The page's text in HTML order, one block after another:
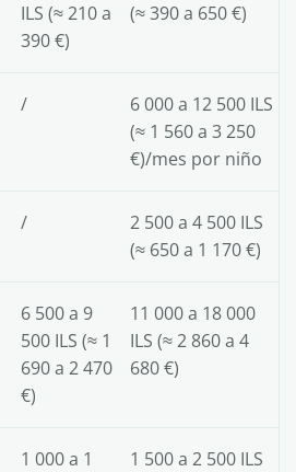
ILS (≈ 210 a
390 €)
(≈ 390 a 650 €)
/
6 000 a 12 500 ILS
(≈ 1 560 a 3 250
€)/mes por niño
/
2 500 a 4 500 ILS
(≈ 650 a 1 170 €)
6 500 a 9
500 ILS (≈ 1
690 a 2 470
€)
11 000 a 18 000
ILS (≈ 2 860 a 4
680 €)
1 000 a 1
1 500 a 2 500 ILS